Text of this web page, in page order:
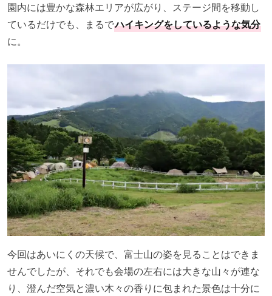
園内には豊かな森林エリアが広がり、ステージ間を移動し
ているだけでも、まるでハイキングをしているような気分
に。
今回はあいにくの天候で、富士山の姿を見ることはできま
せんでしたが、それでも会場の左右には大きな山々が連な
り、澄んだ空気と濃い木々の香りに包まれた景色は十分に